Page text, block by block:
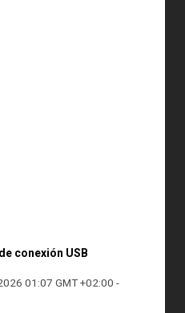
conexión USB
01:07 GMT +02:00 -